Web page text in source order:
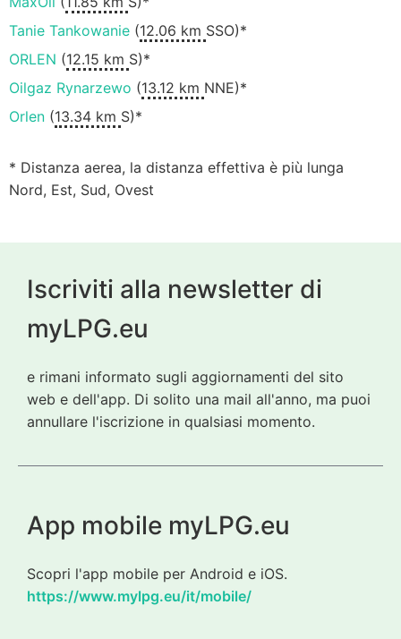
Tanie Tankowanie (12.06 km SSO)*
ORLEN (12.15 km S)*
Oilgaz Rynarzewo (13.12 km NNE)*
Orlen (13.34 km S)*
* Distanza aerea, la distanza effettiva è più lunga
Nord, Est, Sud, Ovest
Iscriviti alla newsletter di
myLPG.eu
e rimani informato sugli aggiornamenti del sito
web e dell'app. Di solito una mail all'anno, ma puoi
annullare l'iscrizione in qualsiasi momento.
App mobile myLPG.eu
Scopri l'app mobile per Android e iOS.
https://www.mylpg.eu/it/mobile/